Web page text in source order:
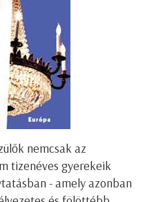
nemcsak az
tizenéves gyerekeik
- amely azonban